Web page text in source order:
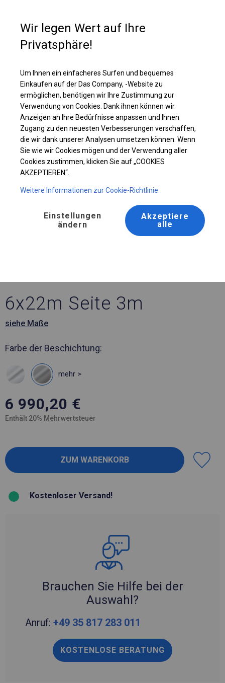
Ganzjähriges Industriezelt | 6x22 m
6x22m Seite 3m
siehe Maße
Farbe der Beschichtung:
mehr >
6 990,20 €
Enthält 20% Mehrwertsteuer
Kostenloser Versand!
Brauchen Sie Hilfe bei der
Auswahl?
Anruf: +49 35 817 283 011
KOSTENLOSE BERATUNG
Wir legen Wert auf Ihre
Privatsphäre!
Um Ihnen ein einfacheres Surfen und bequemes
Einkaufen auf der Das Company, -Website zu
ermöglichen, benötigen wir Ihre Zustimmung zur
Verwendung von Cookies. Dank ihnen können wir
Anzeigen an Ihre Bedürfnisse anpassen und Ihnen
Zugang zu den neuesten Verbesserungen verschaffen,
die wir dank unserer Analysen umsetzen können. Wenn
Sie wie wir Cookies mögen und der Verwendung aller
Cookies zustimmen, klicken Sie auf „COOKIES
AKZEPTIEREN“.
Weitere Informationen zur Cookie-Richtlinie
Einstellungen
ändern
Akzeptiere
alle